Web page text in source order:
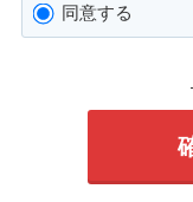
同意する